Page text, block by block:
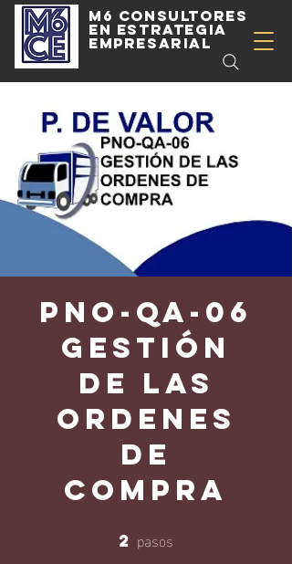
m6 consultores
en estrategia
empresarial
PNO-QA-06
GESTIÓN
DE LAS
ORDENES
DE
COMPRA
2 pasos